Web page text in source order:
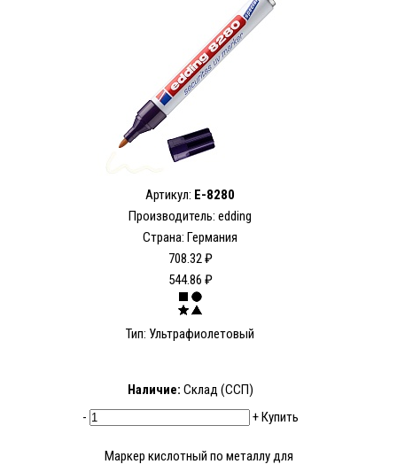
Артикул: E-8280
Производитель: edding
Страна: Германия
708.32 ₽
544.86 ₽
Тип: Ультрафиолетовый
Наличие: Склад (ССП)
-
+Купить
Маркер кислотный по металлу для